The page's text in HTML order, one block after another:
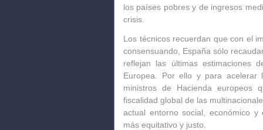
los países pobres y de ingresos
crisis.
Los técnicos recuerdan que con el
consensuando, España sólo
reflejan las últimas estimaciones
Europea. Por ello y para acelerar
ministros de Hacienda europeos
fiscalidad global de las
actual entorno social, económico
más equitativo y justo.